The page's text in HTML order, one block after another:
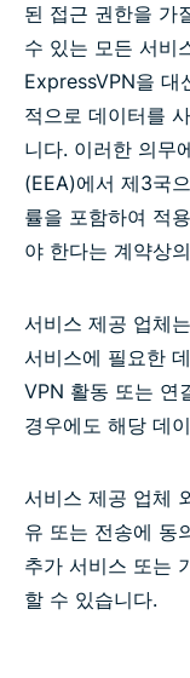
된 접근 권한을 가
수 있는 모든 서비
ExpressVPN을 대
적으로 데이터를
니다. 이러한 의무
(EEA)에서 제3국
률을 포함하여 적
야 한다는 계약상
서비스 제공 업체
서비스에 필요한
VPN 활동 또는 연
경우에도 해당 데
서비스 제공 업체
유 또는 전송에 동
추가 서비스 또는
할 수 있습니다.